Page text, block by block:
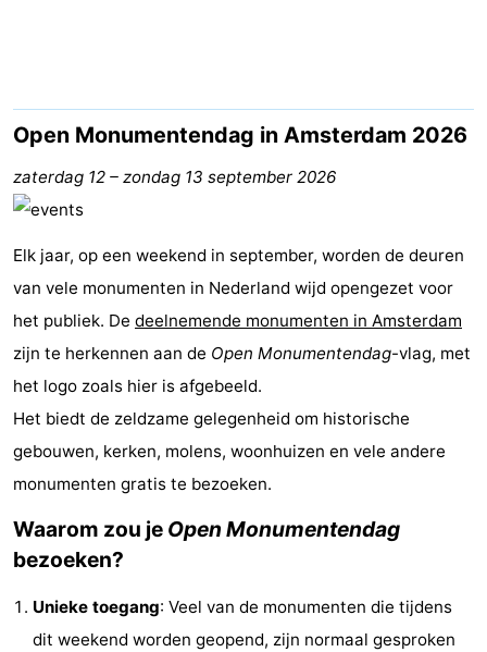
-
Het
Amsterdamse
Bos
-
Spaarnwoude
Last
minutes
Musea
Attracties
Zien
&
doen
Bezienswaardigheden
-
Musea
-
Monumenten
-
Kerken
-
Open Monumentendag in Amsterdam 2026
zaterdag 12 – zondag 13 september 2026
Elk jaar, op een weekend in september, worden de deuren
van vele monumenten in Nederland wijd opengezet voor
het publiek. De deelnemende monumenten in Amsterdam
zijn te herkennen aan de Open Monumentendag-vlag, met
het logo zoals hier is afgebeeld.
Het biedt de zeldzame gelegenheid om historische
gebouwen, kerken, molens, woonhuizen en vele andere
monumenten gratis te bezoeken.
Waarom zou je Open Monumentendag
bezoeken?
Unieke toegang: Veel van de monumenten die tijdens
dit weekend worden geopend, zijn normaal gesproken